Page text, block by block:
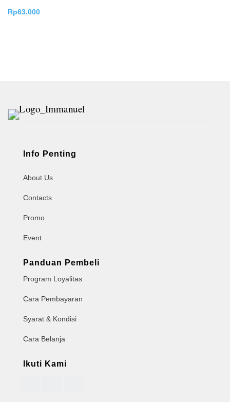
Rp63.000
Info Penting
About Us
Contacts
Promo
Event
Panduan Pembeli
Program Loyalitas
Cara Pembayaran
Syarat & Kondisi
Cara Belanja
Ikuti Kami